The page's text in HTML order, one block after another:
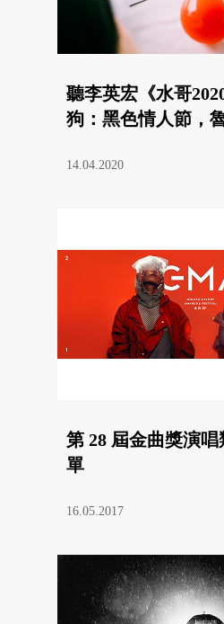
聽李英宏《水哥
狗：黑色情人節，
14.04.2020
第 28 屆金曲獎演
單
16.05.2017